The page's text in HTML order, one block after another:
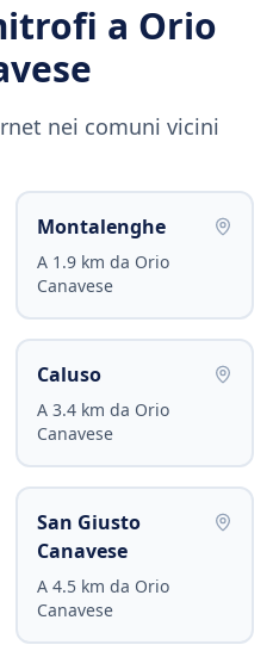
a Orio
nei comuni vicini
Montalenghe
A 1.9 km da Orio
Canavese
Caluso
A 3.4 km da Orio
Canavese
San Giusto
Canavese
A 4.5 km da Orio
Canavese